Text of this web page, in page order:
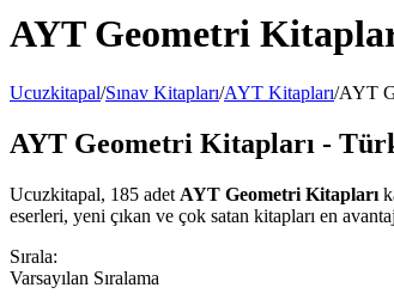
AYT Geometri
Ucuzkitapal/Sınav Kitapları/AYT Kitapları/AYT
AYT Geometri Kitapları -
Ucuzkitapal, 185 adet AYT Geometri Kitapları
eserleri, yeni çıkan ve çok satan kitapları en
Sırala:
Varsayılan Sıralama